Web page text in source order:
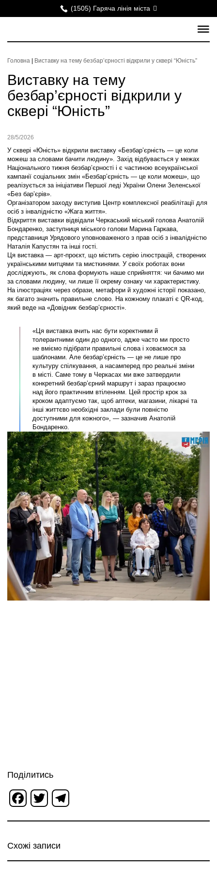
(1505) Гаряча лінія міста
Головна Виставку на тему безбар’єрності відкрили у сквері “Юність”
Виставку на тему
безбар’єрності відкрили у
сквері “Юність”
28/5/2026
У сквері «Юність» відкрили виставку «Безбар’єрність — це коли
можеш за словами бачити людину». Захід відбувається у межах
Національного тижня безбар’єрності і є частиною всеукраїнської
кампанії соціальних змін «Безбар’єрність — це коли можеш», що
реалізується за ініціативи Першої леді України Олени Зеленської
«Без бар’єрів».
Організатором заходу виступив Центр комплексної реабілітації для
осіб з інвалідністю «Жага життя».
Відкриття виставки відвідали Черкаський міський голова Анатолій
Бондаренко, заступниця міського голови Марина Гаркава,
представниця Урядового уповноваженого з прав осіб з інвалідністю
Наталія Капустян та інші гості.
Ця виставка — арт-проєкт, що містить серію ілюстрацій, створених
українськими митцями та мисткинями. У своїх роботах вони
досліджують, як слова формують наше сприйняття: чи бачимо ми
за словами людину, чи лише її окрему ознаку чи характеристику.
На ілюстраціях через образи, метафори й художні історії показано,
як багато значить правильне слово. На кожному плакаті є QR-код,
який веде на «Довідник безбар’єрності».
«Ця виставка вчить нас бути коректними й
толерантними один до одного, адже часто ми просто
не вміємо підібрати правильні слова і ховаємося за
шаблонами. Але безбар’єрність — це не лише про
культуру спілкування, а насамперед про реальні зміни
в місті. Саме тому в Черкасах ми вже затвердили
конкретний безбар’єрний маршрут і зараз працюємо
над його практичним втіленням. Цей простір крок за
кроком адаптуємо так, щоб аптеки, магазини, лікарні та
інші життєво необхідні заклади були повністю
доступними для кожного», — зазначив Анатолій
Бондаренко.
Поділитись
Facebook
Twitter
Схожі записи